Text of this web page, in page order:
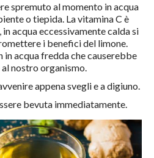
spremuto al momento in acqua
o tiepida. La vitamina C è
acqua eccessivamente calda si
i benefici del limone.
in acqua fredda che causerebbe
nostro organismo.
appena svegli e a digiuno.
bevuta immediatamente.